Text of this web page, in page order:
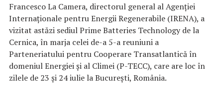
Francesco La Camera, directorul general al Agenției
Internaționale pentru Energii Regenerabile (IRENA), a
vizitat astăzi sediul Prime Batteries Technology de la
Cernica, în marja celei de-a 5-a reuniuni a
Parteneriatului pentru Cooperare Transatlantică în
domeniul Energiei și al Climei (P-TECC), care are loc în
zilele de 23 și 24 iulie la București, România.